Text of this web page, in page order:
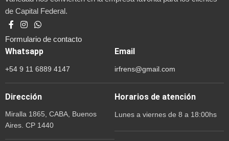
de Capital Federal.
Formulario de contacto
Whatsapp
+54 9 11 6889 4147
Email
irfrens@gmail.com
Dirección
Miralla 1865, CABA, Buenos
Aires. CP 1440
Horarios de atención
Lunes a viernes de 8 a 18:00hs